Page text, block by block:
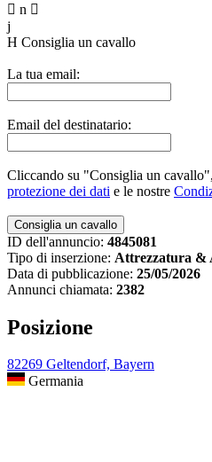
 n 
j
H Consiglia un cavallo
La tua email:
Email del destinatario:
Cliccando su "Consiglia un
protezione dei dati e le nostre
ID dell'annuncio: 4845081
Tipo di inserzione: Attrezzatura &
Data di pubblicazione: 25/05/2026
Annunci chiamata: 2382
Posizione
82269 Geltendorf, Bayern
Germania